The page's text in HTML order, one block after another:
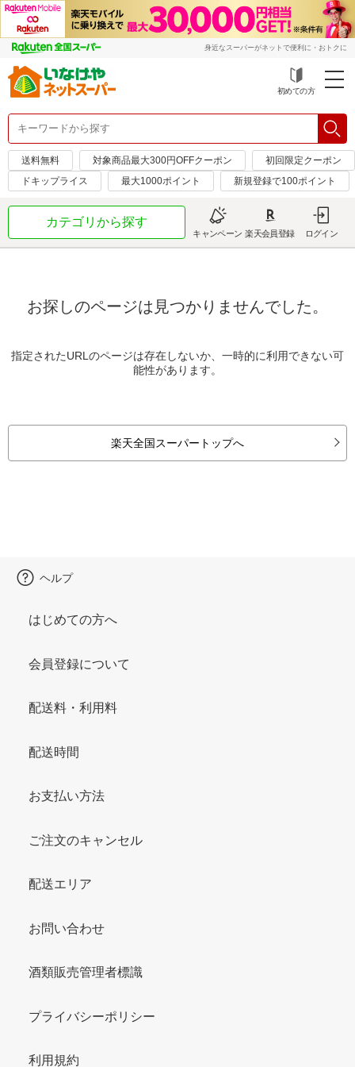
身近なスーパーがネットで便利に・おトクに
初めての方
送料無料 対象商品最大300円OFFクーポン
初回限定クーポン
ドキップライス
最大1000ポイント 新規登録で100ポイント
カテゴリから探す
キャンペーン 楽天会員登録 ログイン
お探しのページは見つかりませんでした。
指定されたURLのページは存在しないか、一時的に利用できない可
能性があります。
楽天全国スーパートップへ
ヘルプ
はじめての方へ
会員登録について
配送料・利用料
配送時間
お支払い方法
ご注文のキャンセル
配送エリア
お問い合わせ
酒類販売管理者標識
プライバシーポリシー
利用規約